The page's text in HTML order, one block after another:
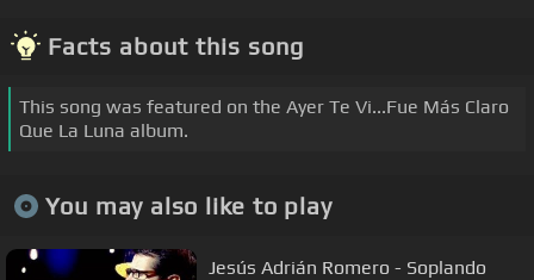
Facts about this song
This song was featured on the Ayer Te Vi...Fue Más Claro
Que La Luna album.
You may also like to play
Jesús Adrián Romero - Soplando